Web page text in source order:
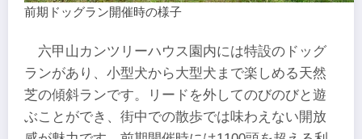
前期ドッグラン開催時の様子
六甲山カンツリーハウス園内には特設のドッグ
ランがあり、小型犬から大型犬まで楽しめる天然
芝の傾斜ランです。リードを外してのびのびと遊
ぶことができ、街中での散歩では味わえない開放